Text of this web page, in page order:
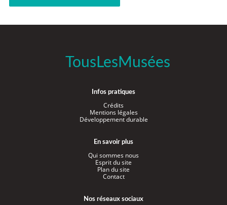
TousLesMusées
Infos pratiques
Crédits
Mentions légales
Développement durable
En savoir plus
Qui sommes nous
Esprit du site
Plan du site
Contact
Nos réseaux sociaux